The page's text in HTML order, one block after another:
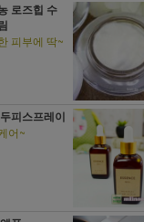
로즈힙 수
피부에 딱~
피스프레이
어~